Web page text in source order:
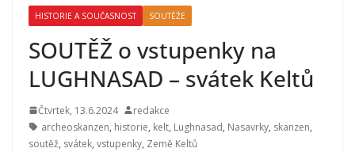
HISTORIE A SOUČASNOST SOUTĚŽE
SOUTĚŽ o vstupenky na
LUGHNASAD – svátek Keltů
Čtvrtek, 13.6.2024
redakce
archeoskanzen, historie, kelt, Lughnasad, Nasavrky, skanzen,
soutěž, svátek, vstupenky, Země Keltů